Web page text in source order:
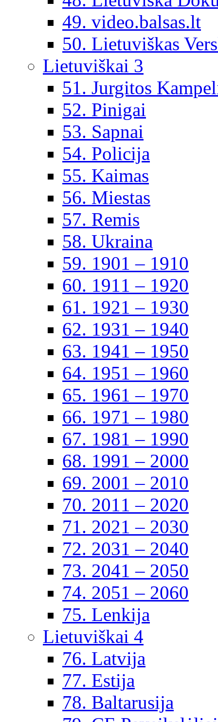
49. video.balsas.lt
50. Lietuviškas
Lietuviškai 3
51. Jurgitos
52. Pinigai
53. Sapnai
54. Policija
55. Kaimas
56. Miestas
57. Remis
58. Ukraina
59. 1901 – 1910
60. 1911 – 1920
61. 1921 – 1930
62. 1931 – 1940
63. 1941 – 1950
64. 1951 – 1960
65. 1961 – 1970
66. 1971 – 1980
67. 1981 – 1990
68. 1991 – 2000
69. 2001 – 2010
70. 2011 – 2020
71. 2021 – 2030
72. 2031 – 2040
73. 2041 – 2050
74. 2051 – 2060
75. Lenkija
Lietuviškai 4
76. Latvija
77. Estija
78. Baltarusija